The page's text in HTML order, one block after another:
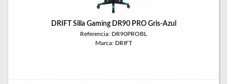
DRIFT Silla Gaming DR90 PRO Gris-Azul
Referencia: DR90PROBL
Marca: DRIFT